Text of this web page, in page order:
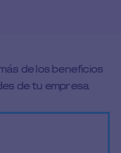
de los beneficios
de tu empresa